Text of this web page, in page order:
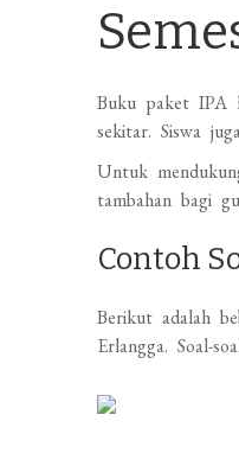
Buku paket IPA
sekitar. Siswa
Untuk
tambahan bagi
Contoh
Berikut adalah
Erlangga. Soal-